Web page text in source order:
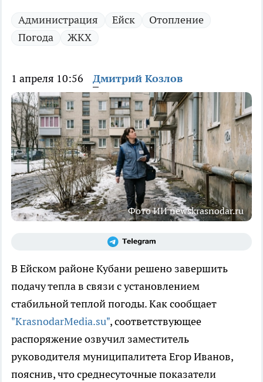
Администрация Ейск
Отопление
Погода
ЖКХ
1 апреля 10:56 Дмитрий Козлов
Фото ИИ newskrasnodar.ru
В Ейском районе Кубани решено завершить
подачу тепла в связи с установлением
стабильной теплой погоды. Как сообщает
"KrasnodarMedia.su", соответствующее
распоряжение озвучил заместитель
руководителя муниципалитета Егор Иванов,
пояснив, что среднесуточные показатели